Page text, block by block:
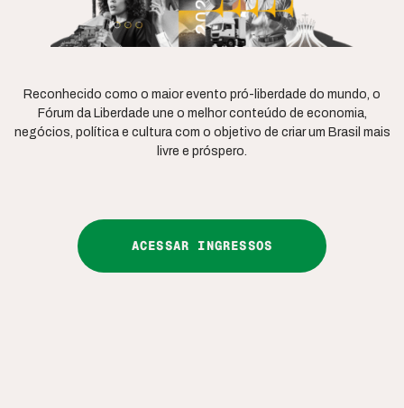
Reconhecido como o maior evento pró-liberdade do mundo, o
Fórum da Liberdade une o melhor conteúdo de economia,
negócios, política e cultura com o objetivo de criar um Brasil mais
livre e próspero.
ACESSAR INGRESSOS